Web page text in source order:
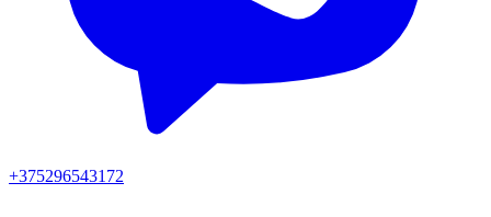
+375296543172